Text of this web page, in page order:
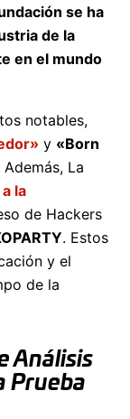
se ha
de la
en el mundo
notables,
y «Born
La
la
de Hackers
. Estos
y el
de la
Análisis
Prueba